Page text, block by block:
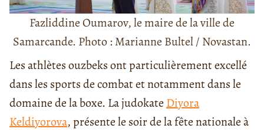
Fazliddine Oumarov, le maire de la ville de
Samarcande. Photo : Marianne Bultel / Novastan.
Les athlètes ouzbeks ont particulièrement excellé
dans les sports de combat et notamment dans le
domaine de la boxe. La judokate Diyora
Keldiyorova, présente le soir de la fête nationale à